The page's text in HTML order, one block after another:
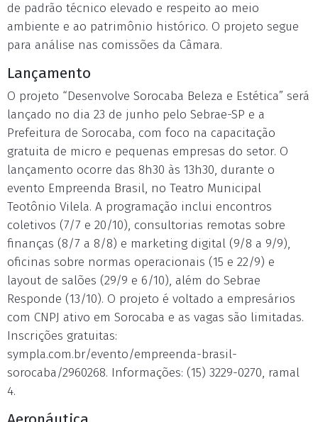
de padrão técnico elevado e respeito ao meio
ambiente e ao patrimônio histórico. O projeto segue
para análise nas comissões da Câmara.
Lançamento
O projeto “Desenvolve Sorocaba Beleza e Estética” será
lançado no dia 23 de junho pelo Sebrae-SP e a
Prefeitura de Sorocaba, com foco na capacitação
gratuita de micro e pequenas empresas do setor. O
lançamento ocorre das 8h30 às 13h30, durante o
evento Empreenda Brasil, no Teatro Municipal
Teotônio Vilela. A programação inclui encontros
coletivos (7/7 e 20/10), consultorias remotas sobre
finanças (8/7 a 8/8) e marketing digital (9/8 a 9/9),
oficinas sobre normas operacionais (15 e 22/9) e
layout de salões (29/9 e 6/10), além do Sebrae
Responde (13/10). O projeto é voltado a empresários
com CNPJ ativo em Sorocaba e as vagas são limitadas.
Inscrições gratuitas:
sympla.com.br/evento/empreenda-brasil-
sorocaba/2960268. Informações: (15) 3229-0270, ramal
4.